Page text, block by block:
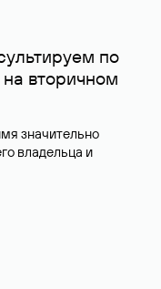
по
вторичном
значительно
владельца и